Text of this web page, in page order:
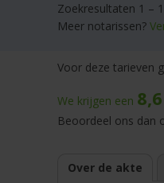
Zoekresultaten 1 –
Meer notarissen?
Voor deze tarieven
We krijgen een 8,6
Beoordeel ons dan
Over de akte